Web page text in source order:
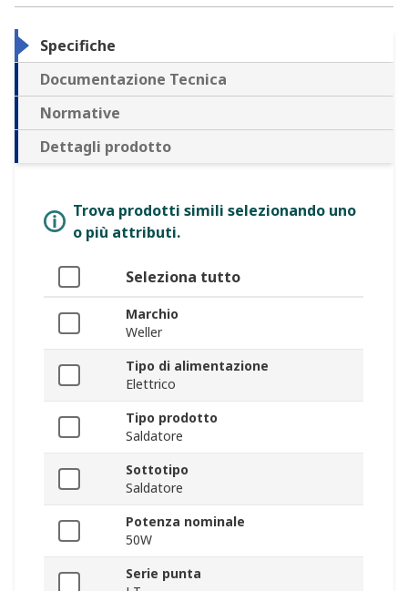
Specifiche
Documentazione Tecnica
Normative
Dettagli prodotto
Trova prodotti simili selezionando uno
o più attributi.
Seleziona tutto
Marchio
Weller
Tipo di alimentazione
Elettrico
Tipo prodotto
Saldatore
Sottotipo
Saldatore
Potenza nominale
50W
Serie punta